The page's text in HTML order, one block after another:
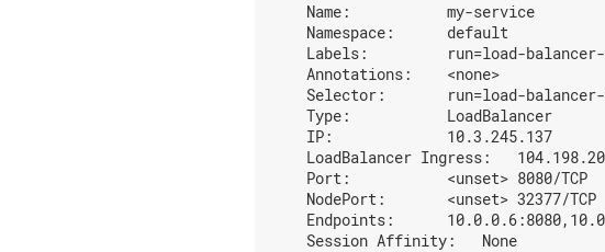
    Name:           my-service
    Namespace:      default
Labels:         run=load-
    Annotations:    <none>
Selector:       run=load-
    Type:           LoadBalancer
    IP:             10.3.245.137
LoadBalancer Ingress:
    Port:           <unset> 8080/TCP
    NodePort:       <unset> 32377/TCP
Endpoints:
    Session Affinity:   None